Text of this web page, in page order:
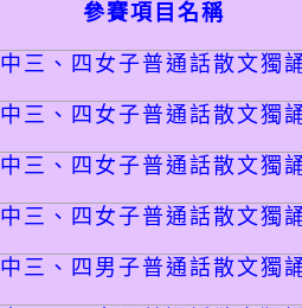
參賽項目名稱
中三、四女子普通話散文獨
中三、四女子普通話散文獨
中三、四女子普通話散文獨
中三、四女子普通話散文獨
中三、四男子普通話散文獨